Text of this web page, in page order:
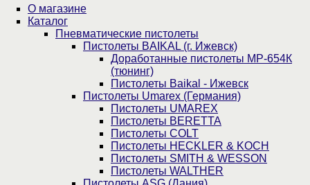
О магазине
Каталог
Пнев­ма­ти­чес­кие пистолеты
Пистолеты BAIKAL (г. Ижевск)
Доработанные пистолеты МР-654К
(тюнинг)
Пистолеты Baikal - Ижевск
Пистолеты Umarex (Германия)
Пистолеты UMAREX
Пистолеты BERETTA
Пистолеты COLT
Пистолеты HECKLER & KOCH
Пистолеты SMITH & WESSON
Пистолеты WALTHER